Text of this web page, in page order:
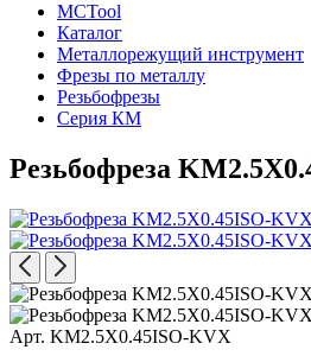
MCTool
Каталог
Металлорежущий инструмент
Фрезы по металлу
Резьбофрезы
Серия КМ
Резьбофреза
Арт. KM2.5X0.45ISO-KVX